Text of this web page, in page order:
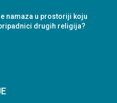
namaza u prostoriji koju
drugih religija?